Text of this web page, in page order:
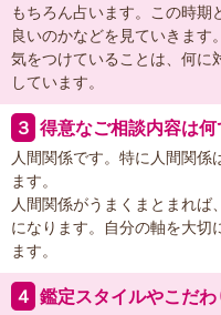
もちろん占います。この時
良いのかなどを見ていきます。
気をつけていることは、何に
しています。
３ 得意なご相談内容は何
人間関係です。特に人間関係
ます。
人間関係がうまくまとまれば
になります。自分の軸を大切
ます。
４ 鑑定スタイルやこだわ